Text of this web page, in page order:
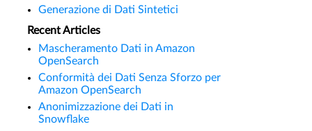
Generazione di Dati Sintetici
Recent Articles
Mascheramento Dati in Amazon
OpenSearch
Conformità dei Dati Senza Sforzo per
Amazon OpenSearch
Anonimizzazione dei Dati in
Snowflake